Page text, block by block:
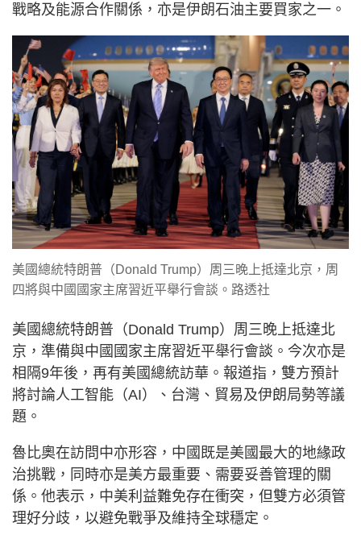
戰略及能源合作關係，亦是伊朗石油主要買家之一。
美國總統特朗普（Donald Trump）周三晚上抵達北京，周
四將與中國國家主席習近平舉行會談。路透社
美國總統特朗普（Donald Trump）周三晚上抵達北
京，準備與中國國家主席習近平舉行會談。今次亦是
相隔9年後，再有美國總統訪華。報道指，雙方預計
將討論人工智能（AI）、台灣、貿易及伊朗局勢等議
題。
魯比奧在訪問中亦形容，中國既是美國最大的地緣政
治挑戰，同時亦是美方最重要、需要妥善管理的關
係。他表示，中美利益難免存在衝突，但雙方必須管
理好分歧，以避免戰爭及維持全球穩定。